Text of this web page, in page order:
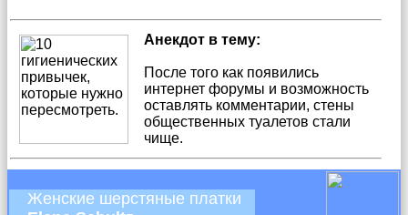
Анекдот в тему:
После того как появились
интернет форумы и возможность
оставлять комментарии, стены
общественных туалетов стали
чище.
Женские шерстяные платки